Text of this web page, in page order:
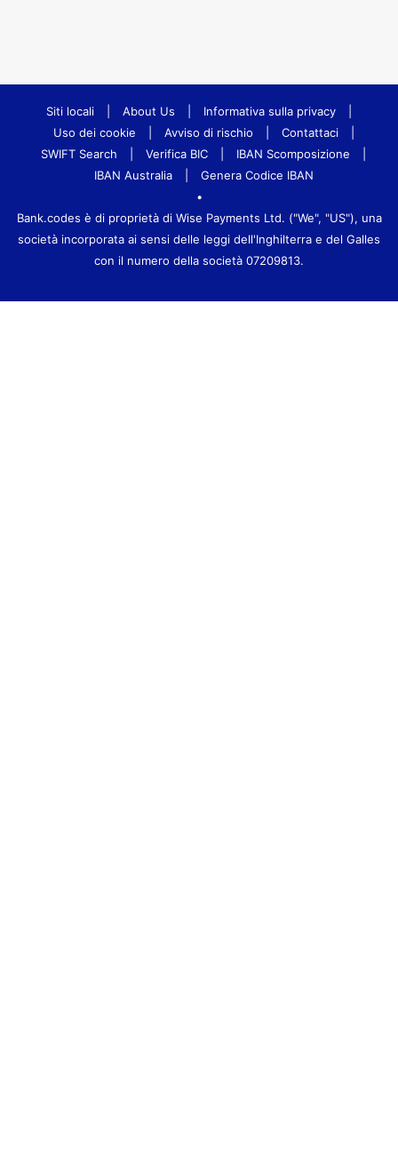
Siti locali About Us Informativa sulla privacy
Uso dei cookie
Avviso di rischio Contattaci
SWIFT Search
Verifica BIC IBAN Scomposizione
IBAN Australia
Genera Codice IBAN
•
Bank.codes è di proprietà di Wise Payments Ltd. ("We", "US"), una
società incorporata ai sensi delle leggi dell'Inghilterra e del Galles
con il numero della società 07209813.